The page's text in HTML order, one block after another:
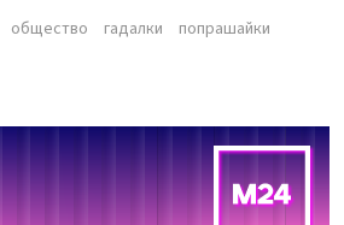
общество гадалки
попрашайки